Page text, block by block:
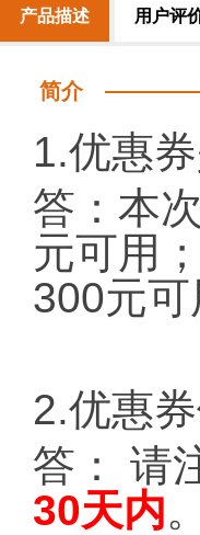
产品描述 用户评
简介
1.优惠
答：本
元可用
300元可
2.优惠
答： 请
30天内